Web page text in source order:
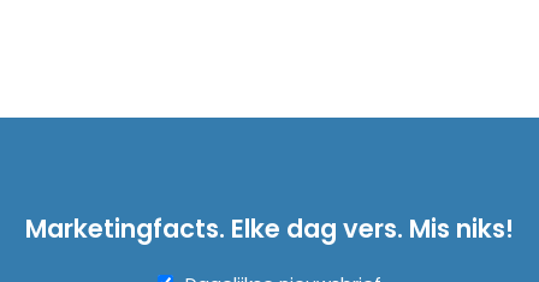
Marketingfacts. Elke dag vers. Mis niks!